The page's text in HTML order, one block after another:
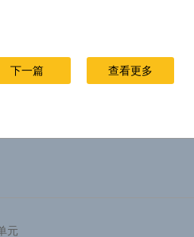
下一篇 查看更多
元